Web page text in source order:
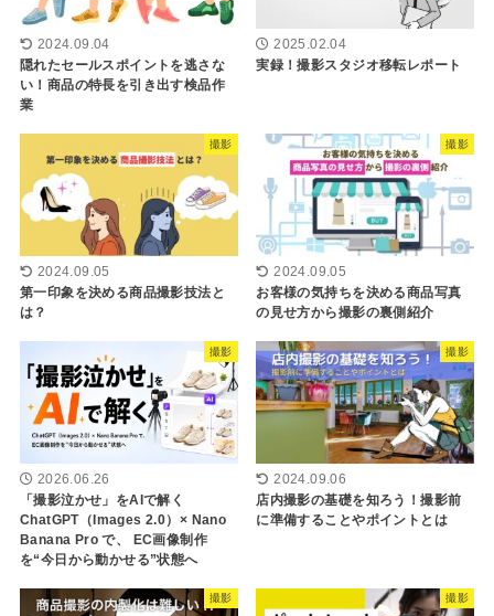
2024.09.04
隠れたセールスポイントを逃さな
い！商品の特長を引き出す検品作
業
2025.02.04
実録！撮影スタジオ移転レポート
撮影
2024.09.05
第一印象を決める商品撮影技法と
は？
撮影
2024.09.05
お客様の気持ちを決める商品写真
の見せ方から撮影の裏側紹介
撮影
2026.06.26
「撮影泣かせ」をAIで解く
ChatGPT（Images 2.0）× Nano
Banana Pro で、 EC画像制作
を“今日から動かせる”状態へ
撮影
2024.09.06
店内撮影の基礎を知ろう！撮影前
に準備することやポイントとは
撮影 撮影